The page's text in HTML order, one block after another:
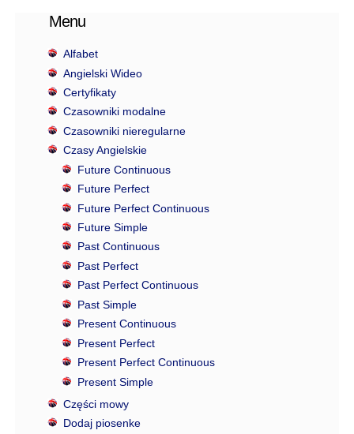
Menu
Alfabet
Angielski Wideo
Certyfikaty
Czasowniki modalne
Czasowniki nieregularne
Czasy Angielskie
Future Continuous
Future Perfect
Future Perfect Continuous
Future Simple
Past Continuous
Past Perfect
Past Perfect Continuous
Past Simple
Present Continuous
Present Perfect
Present Perfect Continuous
Present Simple
Części mowy
Dodaj piosenke